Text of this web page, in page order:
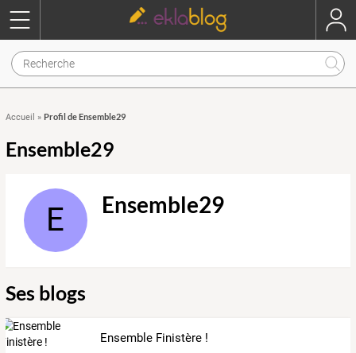
Accueil » Profil de Ensemble29
Ensemble29
E Ensemble29
Ses blogs
Ensemble Finistère !